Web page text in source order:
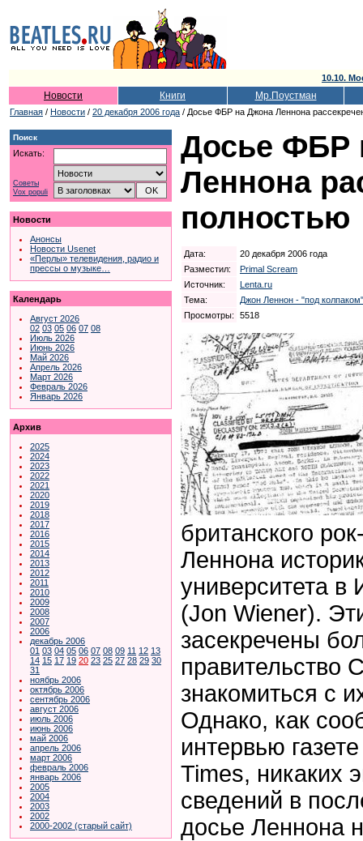
10.10.
Новости Книги Мр.Поустман
Главная / Новости / 20 декабря 2006 года / Досье ФБР на Джона Леннона
Поиск
Искать:
Советы
Vox populi
Новости
Анонсы
Новости Usenet
«Перлы» телевидения, радио и
прессы о музыке…
Календарь
Август 2026
02 03 05 06 07 08
Июль 2026
Июнь 2026
Май 2026
Апрель 2026
Март 2026
Февраль 2026
Январь 2026
Архив
2025
2024
2023
2022
2021
2020
2019
2018
2017
2016
2015
2014
2013
2012
2011
2010
2009
2008
2007
2006
декабрь 2006
01 03 04 05 06 07 08 09 11 12 13
14 15 17 19 20 23 25 27 28 29 30
31
ноябрь 2006
октябрь 2006
сентябрь 2006
август 2006
июль 2006
июнь 2006
май 2006
апрель 2006
март 2006
февраль 2006
январь 2006
2005
2004
2003
2002
2000-2002 (старый сайт)
Досье ФБР
Леннона
полностью
Дата:
20 декабря 2006 года
Разместил:
Primal Scream
Источник:
Lenta.ru
Тема:
Джон Леннон - "под
Просмотры:
5518
британского
Леннона
университета
(Jon Wiener).
засекречены
знакомиться с
Однако, как
интервью
Times, никаких
сведений в
досье Леннона